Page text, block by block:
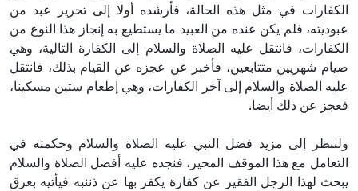
الكفارات في مثل هذه الحالة، فأرشده أولا إلى تحرير عبد من
عبوديته، فلم يكن عنده من العبيد ما يستطيع به إنجاز هذا النوع من
الكفارات، فانتقل عليه الصلاة والسلام إلى الكفارة التالية، وهي
صيام شهريين متتابعين، فأخبر عن عجزه عن القيام بذلك، فانتقل
عليه الصلاة والسلام إلى آخر الكفارات، وهي إطعام ستين مسكينا،
فعجز عن ذلك أيضا.
ولننظر إلى مزيد فضل النبي عليه الصلاة والسلام وحكمته في
التعامل مع هذا الموقف المحير، فنجده عليه أفضل الصلاة والسلام
يبحث لهذا الرجل الفقير عن كفارة يكفر بها عن ذننبه فيأتيه بعرق